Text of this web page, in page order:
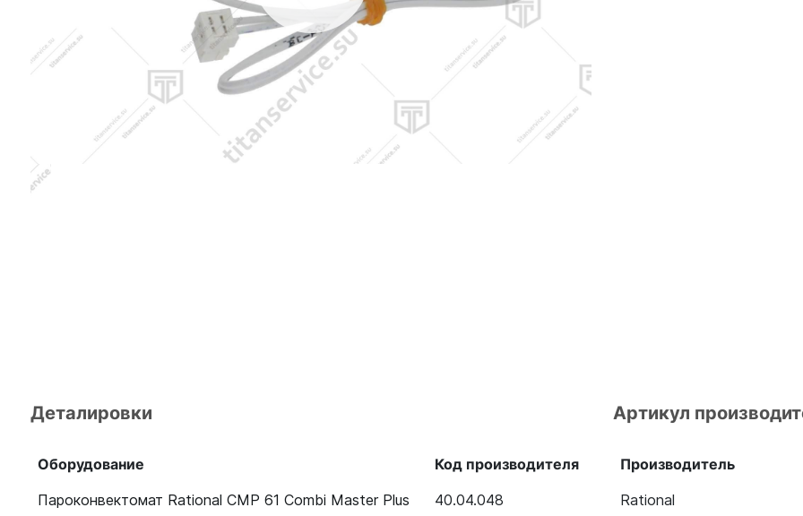
Деталировки
Оборудование
Код производителя
Пароконвектомат Rational CMP 61 Combi Master Plus
40.04.048
Артикул
Производитель
Rational